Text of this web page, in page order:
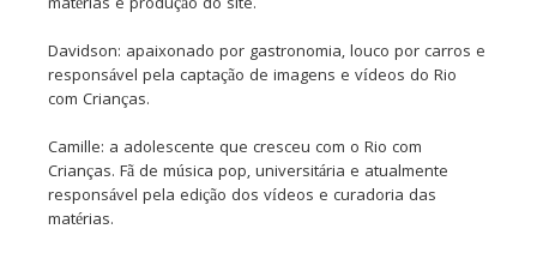
Davidson: apaixonado por gastronomia, louco por carros e
responsável pela captação de imagens e vídeos do Rio
com Crianças.
Camille: a adolescente que cresceu com o Rio com
Crianças. Fã de música pop, universitária e atualmente
responsável pela edição dos vídeos e curadoria das
matérias.